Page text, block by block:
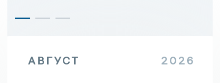
АВГУСТ 2026